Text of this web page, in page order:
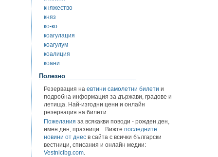
княжество
княз
ко-ко
коагулация
коагулум
коалиция
коани
Полезно
Резервация на евтини самолетни билети и
подробна информация за държави, градове и
летища. Най-изгодни цени и онлайн
резервация на билети.
Пожелания за всякакви поводи - рожден ден,
имен ден, празници... Вижте последните
новини от днес в сайта с всички български
вестници, списания и онлайн медии:
Vestnicibg.com.